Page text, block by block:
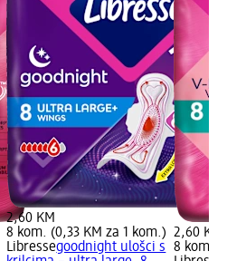
2,60 KM
8 kom. (0,33 KM za 1 kom.)
Libressegoodnight ulošci s
2,60 KM
8 kom.